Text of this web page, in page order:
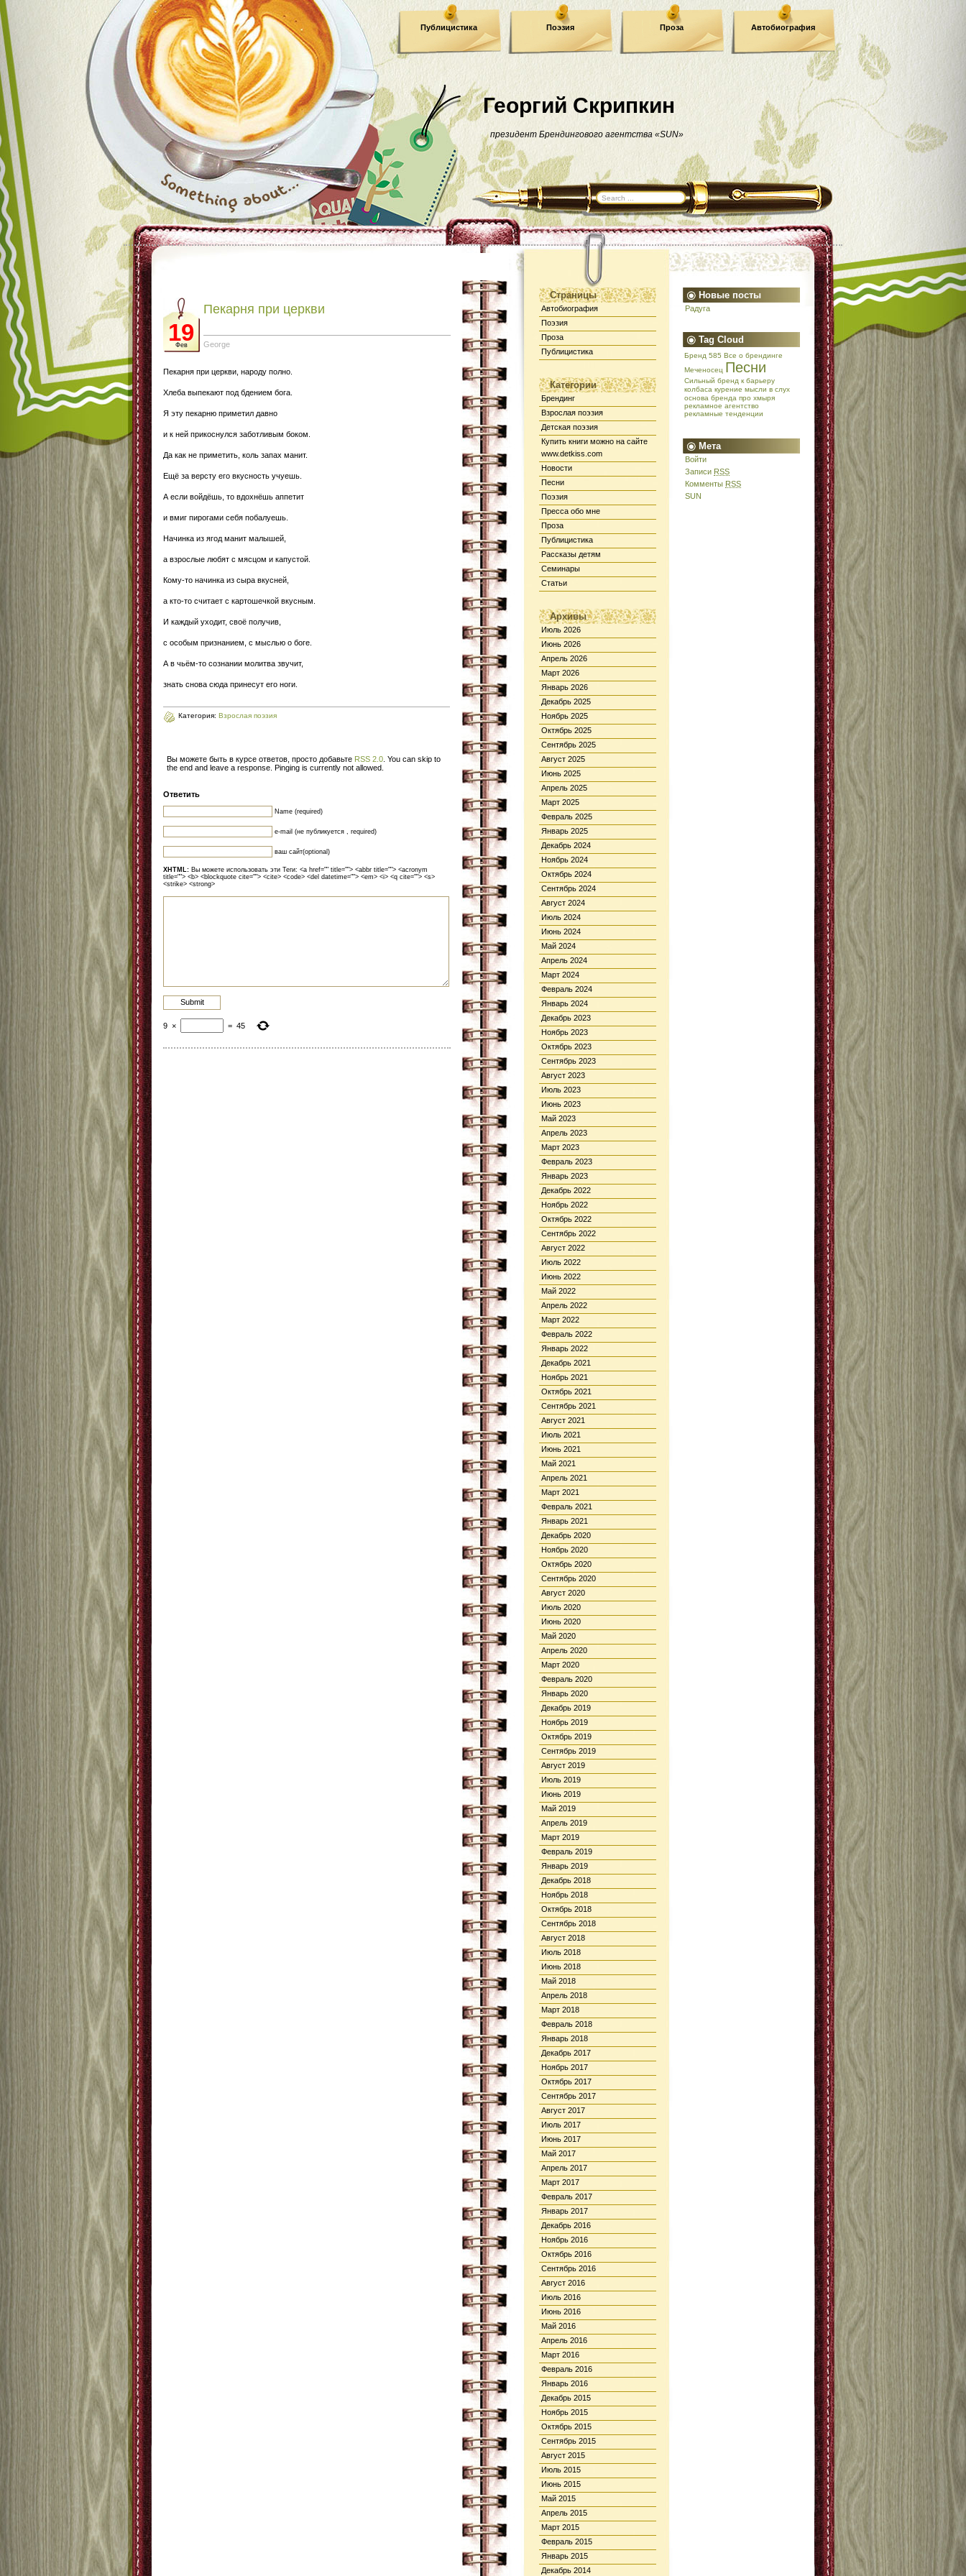
Георгий Скрипкин
президент Брендингового агентства «SUN»
Публицистика Поэзия Проза Автобиография
Страницы
Автобиография
Поэзия
Проза
Публицистика
Категории
Брендинг
Взрослая поэзия
Детская поэзия
Купить книги можно на сайте
www.detkiss.com
Новости
Песни
Поэзия
Пресса обо мне
Проза
Публицистика
Рассказы детям
Семинары
Статьи
Архивы
Июль 2026
Июнь 2026
Апрель 2026
Март 2026
Январь 2026
Декабрь 2025
Ноябрь 2025
Октябрь 2025
Сентябрь 2025
Август 2025
Июнь 2025
Апрель 2025
Март 2025
Февраль 2025
Январь 2025
Декабрь 2024
Ноябрь 2024
Октябрь 2024
Сентябрь 2024
Август 2024
Июль 2024
Июнь 2024
Май 2024
Апрель 2024
Март 2024
Февраль 2024
Январь 2024
Декабрь 2023
Ноябрь 2023
Октябрь 2023
Сентябрь 2023
Август 2023
Июль 2023
Июнь 2023
Май 2023
Апрель 2023
Март 2023
Февраль 2023
Январь 2023
Декабрь 2022
Ноябрь 2022
Октябрь 2022
Сентябрь 2022
Август 2022
Июль 2022
Июнь 2022
Май 2022
Апрель 2022
Март 2022
Февраль 2022
Январь 2022
Декабрь 2021
Ноябрь 2021
Октябрь 2021
Сентябрь 2021
Август 2021
Июль 2021
Июнь 2021
Май 2021
Апрель 2021
Март 2021
Февраль 2021
Январь 2021
Декабрь 2020
Ноябрь 2020
Октябрь 2020
Сентябрь 2020
Август 2020
Июль 2020
Июнь 2020
Май 2020
Апрель 2020
Март 2020
Февраль 2020
Январь 2020
Декабрь 2019
Ноябрь 2019
Октябрь 2019
Сентябрь 2019
Август 2019
Июль 2019
Июнь 2019
Май 2019
Апрель 2019
Март 2019
Февраль 2019
Январь 2019
Декабрь 2018
Ноябрь 2018
Октябрь 2018
Сентябрь 2018
Август 2018
Июль 2018
Июнь 2018
Май 2018
Апрель 2018
Март 2018
Февраль 2018
Январь 2018
Декабрь 2017
Ноябрь 2017
Октябрь 2017
Сентябрь 2017
Август 2017
Июль 2017
Июнь 2017
Май 2017
Апрель 2017
Март 2017
Февраль 2017
Январь 2017
Декабрь 2016
Ноябрь 2016
Октябрь 2016
Сентябрь 2016
Август 2016
Июль 2016
Июнь 2016
Май 2016
Апрель 2016
Март 2016
Февраль 2016
Январь 2016
Декабрь 2015
Ноябрь 2015
Октябрь 2015
Сентябрь 2015
Август 2015
Июль 2015
Июнь 2015
Май 2015
Апрель 2015
Март 2015
Февраль 2015
Январь 2015
Декабрь 2014
Новые посты
Радуга
Tag Cloud
Бренд 585 Все о брендинге
Меченосец Песни
Сильный бренд к барьеру
колбаса курение мысли в слух
основа бренда про хмыря
рекламное агентство
рекламные тенденции
Мета
Войти
Записи RSS
Комменты RSS
SUN
19
Фев
Пекарня при церкви
George
Пекарня при церкви, народу полно.
Хлеба выпекают под бдением бога.
Я эту пекарню приметил давно
и к ней прикоснулся заботливым боком.
Да как не приметить, коль запах манит.
Ещё за версту его вкусность учуешь.
А если войдёшь, то вдохнёшь аппетит
и вмиг пирогами себя побалуешь.
Начинка из ягод манит малышей,
а взрослые любят с мясцом и капустой.
Кому-то начинка из сыра вкусней,
а кто-то считает с картошечкой вкусным.
И каждый уходит, своё получив,
с особым признанием, с мыслью о боге.
А в чьём-то сознании молитва звучит,
знать снова сюда принесут его ноги.
Категория: Взрослая поэзия
Вы можете быть в курсе ответов, просто добавьте RSS 2.0 . You can skip to
the end and leave a response. Pinging is currently not allowed.
Ответить
Name (required)
e-mail (не публикуется , required)
ваш сайт(optional)
XHTML: Вы можете использовать эти Теги: <a href="" title=""> <abbr title=""> <acronym
title=""> <b> <blockquote cite=""> <cite> <code> <del datetime=""> <em> <i> <q cite=""> <s>
<strike> <strong>
9 × = 45